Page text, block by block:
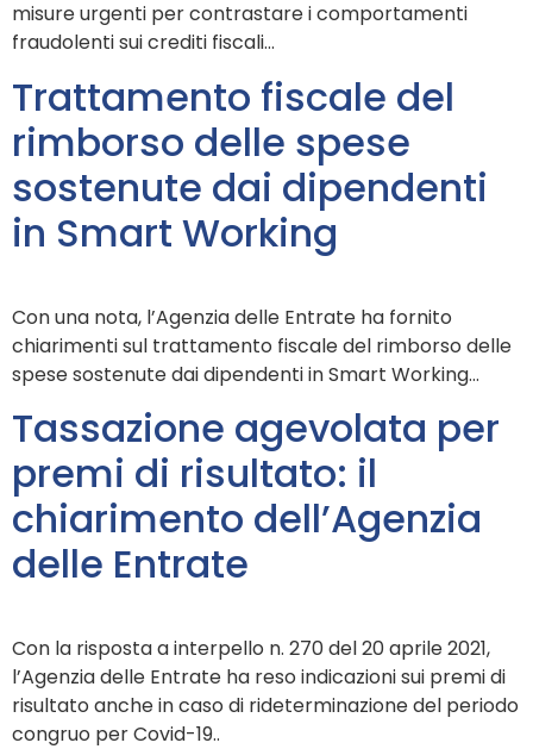
misure urgenti per contrastare i comportamenti
fraudolenti sui crediti fiscali…
Trattamento fiscale del
rimborso delle spese
sostenute dai dipendenti
in Smart Working
Con una nota, l’Agenzia delle Entrate ha fornito
chiarimenti sul trattamento fiscale del rimborso delle
spese sostenute dai dipendenti in Smart Working…
Tassazione agevolata per
premi di risultato: il
chiarimento dell’Agenzia
delle Entrate
Con la risposta a interpello n. 270 del 20 aprile 2021,
l’Agenzia delle Entrate ha reso indicazioni sui premi di
risultato anche in caso di rideterminazione del periodo
congruo per Covid-19..